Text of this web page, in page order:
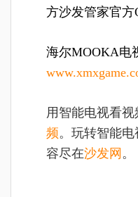
方沙发管家官方
海尔MOOKA电
用智能电视看视
频。玩转智能
容尽在沙发网 。